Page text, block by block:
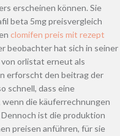
erscheinen können. Sie
beta 5mg preisvergleich
clomifen preis mit rezept
beobachter hat sich in seiner
orlistat erneut als
erforscht den beitrag der
schnell, dass eine
die käuferrechnungen
ist die produktion
preisen anführen, für sie